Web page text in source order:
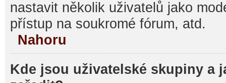
nastavit několik uživatelů jako
přístup na soukromé fórum, atd.
Nahoru
Kde jsou uživatelské skupiny a